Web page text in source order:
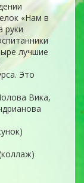
«Нам в
руки
лучшие
Это
Вика,